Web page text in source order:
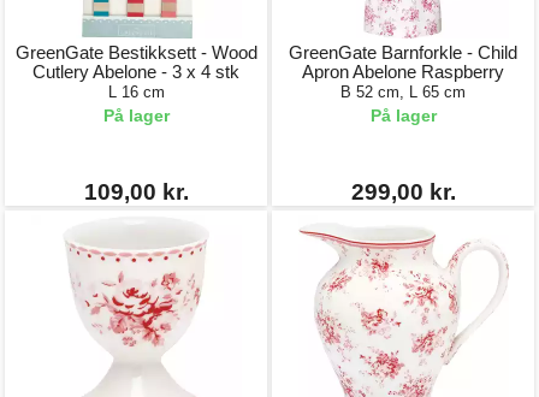
GreenGate Bestikksett - Wood
Cutlery Abelone - 3 x 4 stk
L 16 cm
På lager
109,00 kr.
GreenGate Barnforkle - Child
Apron Abelone Raspberry
B 52 cm, L 65 cm
På lager
299,00 kr.